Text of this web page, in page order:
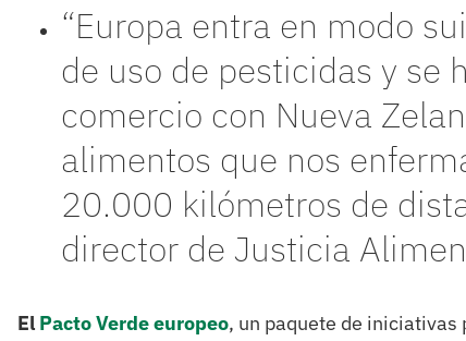
“Europa entra en modo
de uso de pesticidas y se
comercio con Nueva
alimentos que nos
20.000 kilómetros de
director de Justicia
El Pacto Verde europeo, un paquete de iniciativas